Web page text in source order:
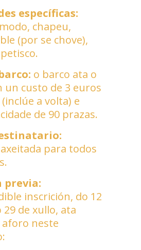
específicas:
chapeu,
(por se chove),
o barco ata o
un custo de 3 euros
a volta) e
de 90 prazas.
para todos
previa:
inscrición, do 12
29 de xullo, ata
neste